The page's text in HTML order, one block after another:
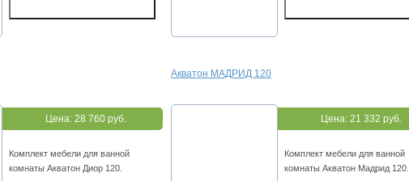
Цена: 28 760 руб.
Комплект мебели для ванной
комнаты Акватон Диор 120.
Акватон МАДРИД 120
Цена: 21 332 руб.
Комплект мебели для ванной
комнаты Акватон Мадрид 120.